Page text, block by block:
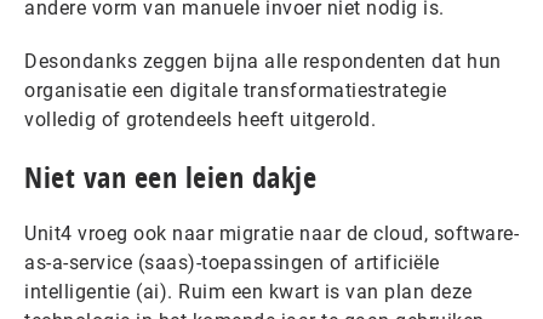
andere vorm van manuele invoer niet nodig is.
Desondanks zeggen bijna alle respondenten dat hun
organisatie een digitale transformatiestrategie
volledig of grotendeels heeft uitgerold.
Niet van een leien dakje
Unit4 vroeg ook naar migratie naar de cloud, software-
as-a-service (saas)-toepassingen of artificiële
intelligentie (ai). Ruim een kwart is van plan deze